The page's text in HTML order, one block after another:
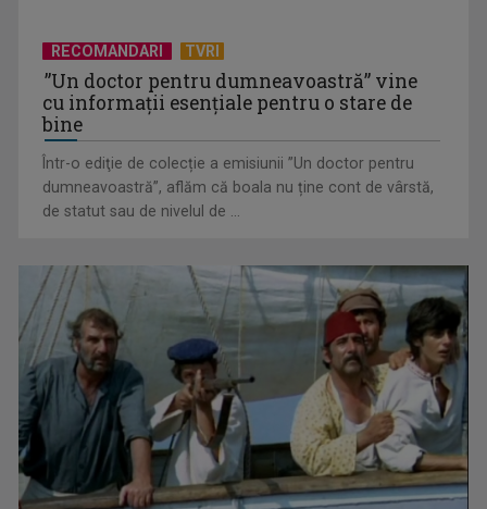
EVENIMENT ESTIVAL - Taberele ARC – Acolo unde începe
ACASĂ
TVR lansează un apel pentru proiecte de emisiuni
RECOMANDARI TVRI
”Un doctor pentru dumneavoastră” vine
cu informații esențiale pentru o stare de
bine
Într-o ediţie de colecție a emisiunii ”Un doctor pentru
dumneavoastră”, aflăm că boala nu ține cont de vârstă,
de statut sau de nivelul de ...